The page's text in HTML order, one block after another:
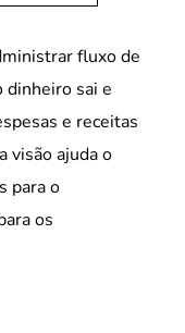
fluxo de
dinheiro sai e
e receitas
visão ajuda o
para o
os